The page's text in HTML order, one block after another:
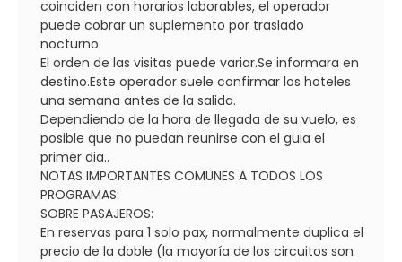
coinciden con horarios laborables, el operador
puede cobrar un suplemento por traslado
nocturno.
El orden de las visitas puede variar.Se informara en
destino.Este operador suele confirmar los hoteles
una semana antes de la salida.
Dependiendo de la hora de llegada de su vuelo, es
posible que no puedan reunirse con el guia el
primer dia..
NOTAS IMPORTANTES COMUNES A TODOS LOS
PROGRAMAS:
SOBRE PASAJEROS:
En reservas para 1 solo pax, normalmente duplica el
precio de la doble (la mayoría de los circuitos son